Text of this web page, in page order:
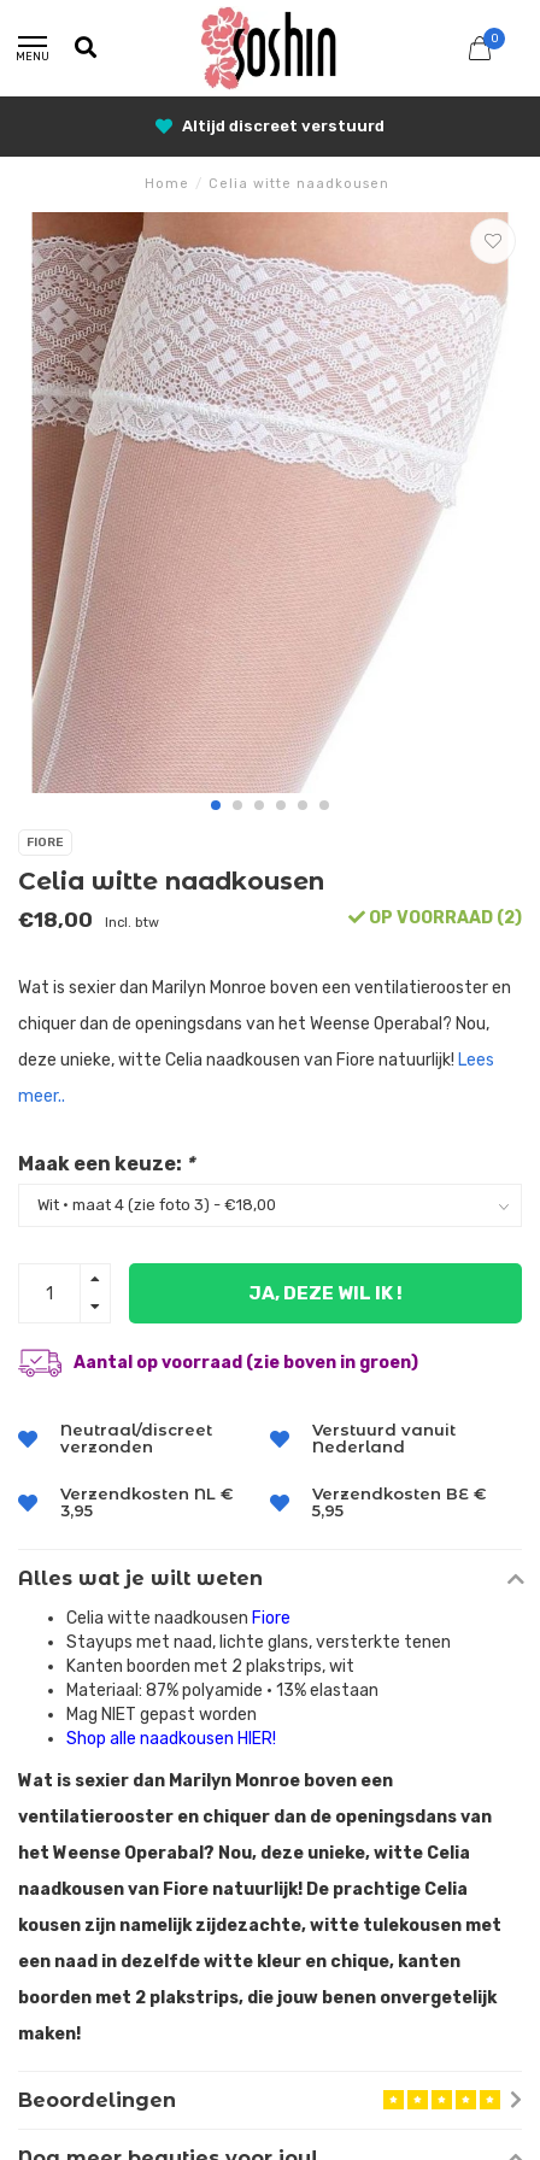
MENU
0
Altijd discreet verstuurd
Home / Celia witte naadkousen
FIORE
Celia witte naadkousen
€18,00 Incl. btw OP VOORRAAD (2)
Wat is sexier dan Marilyn Monroe boven een ventilatierooster en
chiquer dan de openingsdans van het Weense Operabal? Nou,
deze unieke, witte Celia naadkousen van Fiore natuurlijk! Lees
meer..
Maak een keuze: *
JA, DEZE WIL IK !
Aantal op voorraad (zie boven in groen)
Neutraal/discreet
verzonden
Verstuurd vanuit
Nederland
Verzendkosten NL €
3,95
Verzendkosten BE €
5,95
Alles wat je wilt weten
Celia witte naadkousen Fiore
Stayups met naad, lichte glans, versterkte tenen
Kanten boorden met 2 plakstrips, wit
Materiaal: 87% polyamide • 13% elastaan
Mag NIET gepast worden
Shop alle naadkousen HIER!
Wat is sexier dan Marilyn Monroe boven een
ventilatierooster en chiquer dan de openingsdans van
het Weense Operabal? Nou, deze unieke, witte Celia
naadkousen van Fiore natuurlijk! De prachtige Celia
kousen zijn namelijk zijdezachte, witte tulekousen met
een naad in dezelfde witte kleur en chique, kanten
boorden met 2 plakstrips, die jouw benen onvergetelijk
maken!
Beoordelingen